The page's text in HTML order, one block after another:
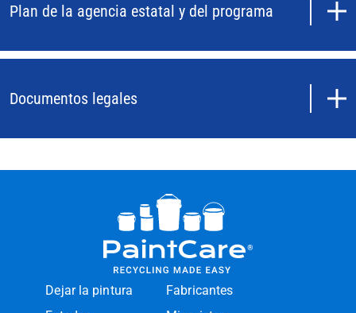
Plan de la agencia estatal y del programa
Documentos legales
Dejar la pintura
Fabricantes